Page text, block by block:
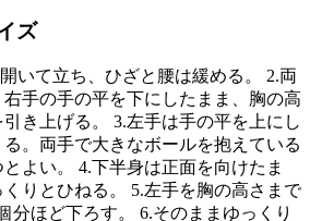
ズ
いて立ち、ひざと腰は緩める。 2.両
手の手の平を下にしたまま、胸の高
き上げる。 3.左手は手の平を上にし
。両手で大きなボールを抱えている
よい。 4.下半身は正面を向けたま
りとひねる。 5.左手を胸の高さまで
分ほど下ろす。 6.そのままゆっくり